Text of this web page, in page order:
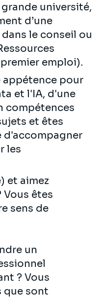
université,
d’une
le conseil ou
emploi).
appétence pour
et l'IA, d'une
compétences
et êtes
d'accompagner
les
et aimez
Vous êtes
sens de
un
? Vous
que sont